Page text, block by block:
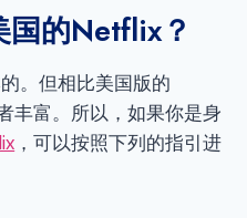
国的Netflix？
。但相比美国版的
丰富。所以，如果你是身
，可以按照下列的指引进